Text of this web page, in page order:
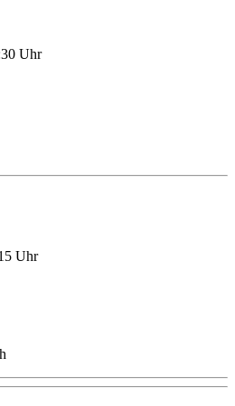
Uhr
Uhr